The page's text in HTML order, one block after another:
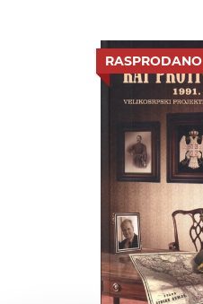
RASPRODANO